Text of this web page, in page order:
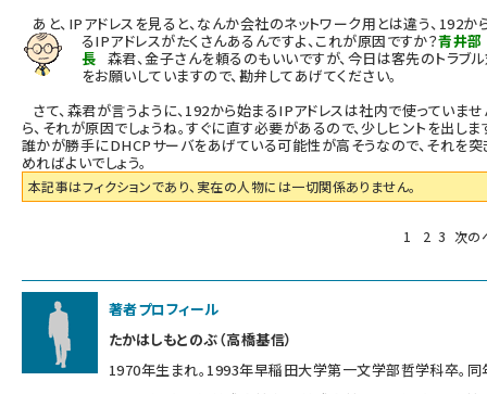
あと、IPアドレスを見ると、なんか会社のネットワーク用とは違う、192か
るIPアドレスがたくさんあるんですよ、これが原因ですか？青井部
長 森君、金子さんを頼るのもいいですが、今日は客先のトラブ
をお願いしていますので、勘弁してあげてください。
さて、森君が言うように、192から始まるIPアドレスは社内で使っていま
ら、それが原因でしょうね。すぐに直す必要があるので、少しヒントを出しま
誰かが勝手にDHCPサーバをあげている可能性が高そうなので、それを突
めればよいでしょう。
本記事はフィクションであり、実在の人物には一切関係ありません。
1 2 3 次の
著者プロフィール
たかはしもとのぶ（高橋基信）
1970年生まれ。1993年早稲田大学第一文学部哲学科卒。同